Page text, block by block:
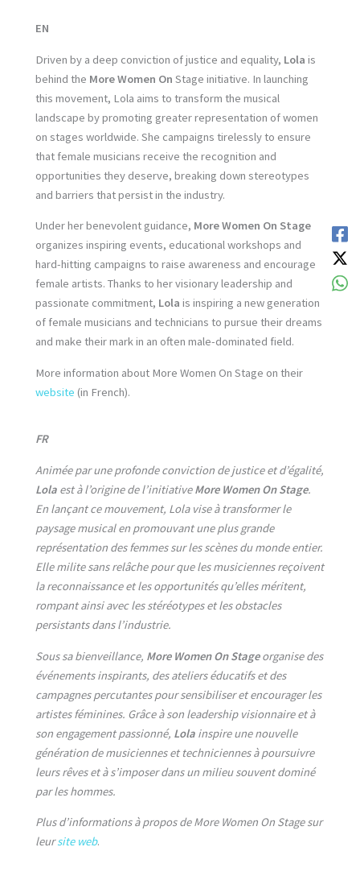
EN
Driven by a deep conviction of justice and equality, Lola is
behind the More Women On Stage initiative. In launching
this movement, Lola aims to transform the musical
landscape by promoting greater representation of women
on stages worldwide. She campaigns tirelessly to ensure
that female musicians receive the recognition and
opportunities they deserve, breaking down stereotypes
and barriers that persist in the industry.
Under her benevolent guidance, More Women On Stage
organizes inspiring events, educational workshops and
hard-hitting campaigns to raise awareness and encourage
female artists. Thanks to her visionary leadership and
passionate commitment, Lola is inspiring a new generation
of female musicians and technicians to pursue their dreams
and make their mark in an often male-dominated field.
More information about More Women On Stage on their
website (in French).
FR
Animée par une profonde conviction de justice et d’égalité,
Lola est à l’origine de l’initiativeMore Women On Stage.
En lançant ce mouvement, Lola vise à transformer le
paysage musical en promouvant une plus grande
représentation des femmes sur les scènes du monde entier.
Elle milite sans relâche pour que les musiciennes reçoivent
la reconnaissance et les opportunités qu’elles méritent,
rompant ainsi avec les stéréotypes et les obstacles
persistants dans l’industrie.
Sous sa bienveillance, More Women On Stageorganise des
événements inspirants, des ateliers éducatifs et des
campagnes percutantes pour sensibiliser et encourager les
artistes féminines. Grâce à son leadership visionnaire et à
son engagement passionné, Lola inspire une nouvelle
génération de musiciennes et techniciennes à poursuivre
leurs rêves et à s’imposer dans un milieu souvent dominé
par les hommes.
Plus d’informations à propos de More Women On Stage sur
leursite web.